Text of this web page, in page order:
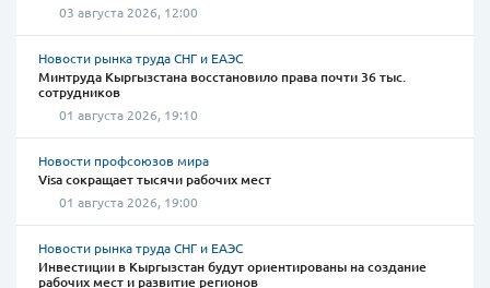
03 августа 2026, 12:00
Новости рынка труда СНГ и ЕАЭС
Минтруда Кыргызстана восстановило права почти 36 тыс.
сотрудников
01 августа 2026, 19:10
Новости профсоюзов мира
Visa сокращает тысячи рабочих мест
01 августа 2026, 19:00
Новости рынка труда СНГ и ЕАЭС
Инвестиции в Кыргызстан будут ориентированы на создание
рабочих мест и развитие регионов